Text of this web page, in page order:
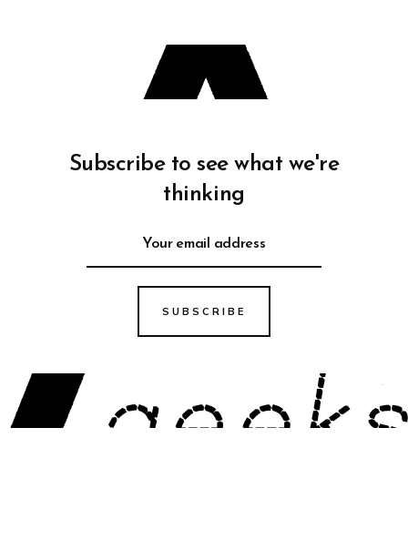
Subscribe to see what we're
thinking
SUBSCRIBE